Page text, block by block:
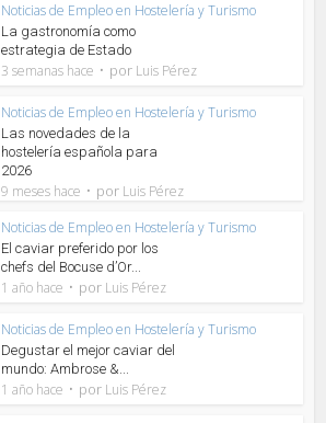
Noticias de Empleo en Hostelería y Turismo
La gastronomía como
estrategia de Estado
3 semanas hace por Luis Pérez
Noticias de Empleo en Hostelería y Turismo
Las novedades de la
hostelería española para
2026
9 meses hace por Luis Pérez
Noticias de Empleo en Hostelería y Turismo
El caviar preferido por los
chefs del Bocuse d’Or...
1 año hace por Luis Pérez
Noticias de Empleo en Hostelería y Turismo
Degustar el mejor caviar del
mundo: Ambrose &...
1 año hace por Luis Pérez